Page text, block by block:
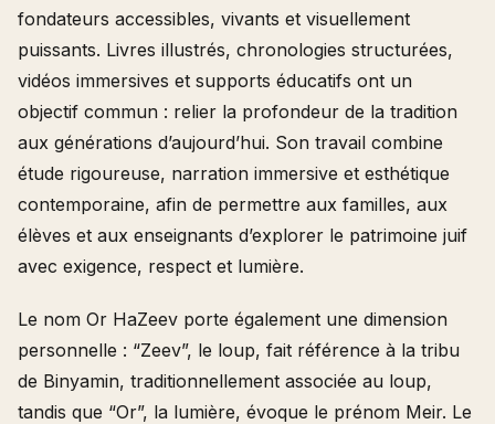
fondateurs accessibles, vivants et visuellement
puissants. Livres illustrés, chronologies structurées,
vidéos immersives et supports éducatifs ont un
objectif commun : relier la profondeur de la tradition
aux générations d’aujourd’hui. Son travail combine
étude rigoureuse, narration immersive et esthétique
contemporaine, afin de permettre aux familles, aux
élèves et aux enseignants d’explorer le patrimoine juif
avec exigence, respect et lumière.
Le nom Or HaZeev porte également une dimension
personnelle : “Zeev”, le loup, fait référence à la tribu
de Binyamin, traditionnellement associée au loup,
tandis que “Or”, la lumière, évoque le prénom Meir. Le